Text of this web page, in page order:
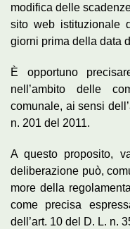
modifica delle
sito web istituzionale
giorni prima della data
È opportuno
nell’ambito delle
comunale, ai sensi
n. 201 del 2011.
A questo proposito,
deliberazione può,
more della
come precisa
dell’art. 10 del D. L. n.